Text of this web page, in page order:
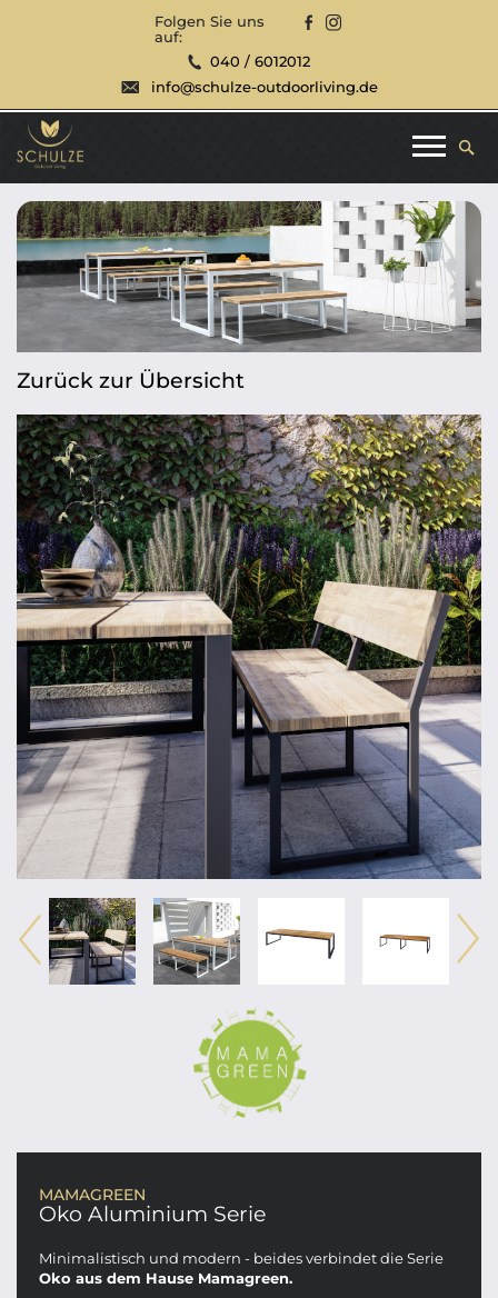
Folgen Sie uns
auf:
040 / 6012012
info@schulze-outdoorliving.de
Zurück zur Übersicht
MAMAGREEN
Oko Aluminium Serie
Minimalistisch und modern - beides verbindet die Serie
Oko aus dem Hause Mamagreen.